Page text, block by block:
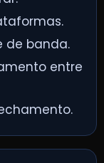
de banda.
entre